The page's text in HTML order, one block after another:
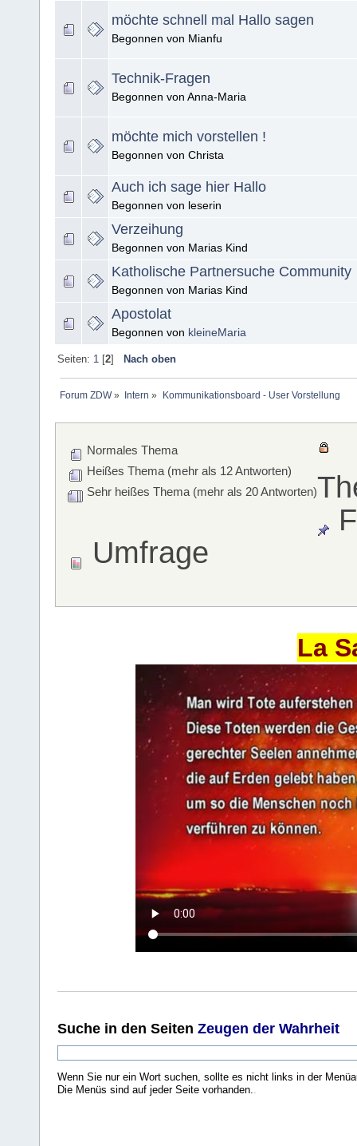
möchte schnell mal Hallo sagen
Begonnen von Mianfu
Technik-Fragen
Begonnen von Anna-Maria
möchte mich vorstellen !
Begonnen von Christa
Auch ich sage hier Hallo
Begonnen von leserin
Verzeihung
Begonnen von Marias Kind
Katholische Partnersuche Community
Begonnen von Marias Kind
Apostolat
Begonnen von kleineMaria
Seiten: 1[2] Nach oben
Forum ZDW» Intern » Kommunikationsboard - User Vorstellung
Normales Thema
Heißes Thema (mehr als 12 Antworten)
Sehr heißes Thema (mehr als 20 Antworten)
Umfrage
La
Suche in den Seiten Zeugen der Wahrheit
Wenn Sie nur ein Wort suchen, sollte es nicht links in der
Die Menüs sind auf jeder Seite vorhanden..